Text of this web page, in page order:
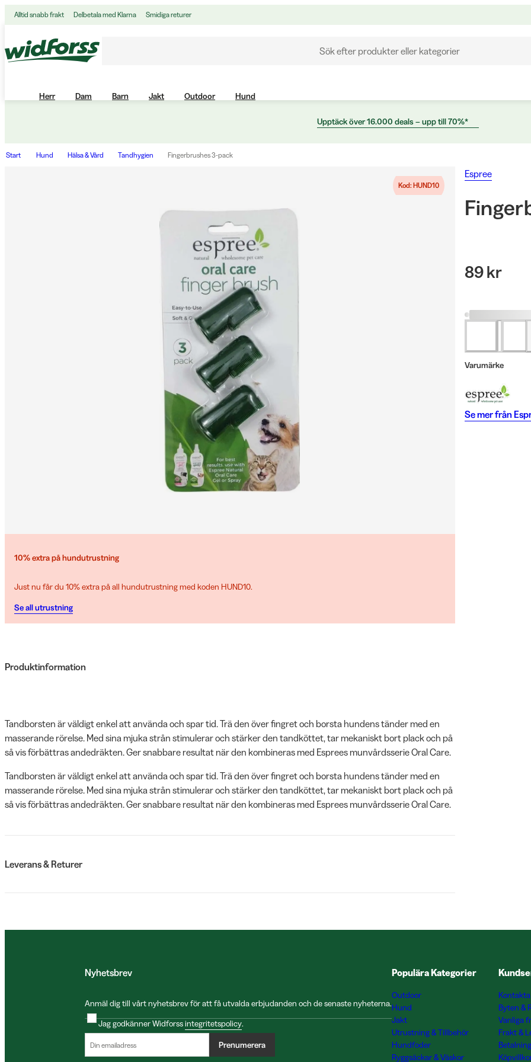
Alltid snabb frakt Delbetala med Klarna Smidiga returer
Sök efter produkter eller kategorier
Herr Dam Barn Jakt Outdoor Hund
Upptäck över 16.000 deals – upp till 70%*
Start Hund Hälsa & Vård Tandhygien Fingerbrushes 3-pack
Kod: HUND10
10% extra på hundutrustning
Just nu får du 10% extra på all hundutrustning med koden HUND10.
Se all utrustning
Produktinformation
Tandborsten är väldigt enkel att använda och spar tid. Trä den över fingret och borsta hundens tänder med en
masserande rörelse. Med sina mjuka strån stimulerar och stärker den tandköttet, tar mekaniskt bort plack och på
så vis förbättras andedräkten. Ger snabbare resultat när den kombineras med Esprees munvårdsserie Oral Care.
Tandborsten är väldigt enkel att använda och spar tid. Trä den över fingret och borsta hundens tänder med en
masserande rörelse. Med sina mjuka strån stimulerar och stärker den tandköttet, tar mekaniskt bort plack och på
så vis förbättras andedräkten. Ger snabbare resultat när den kombineras med Esprees munvårdsserie Oral Care.
Leverans & Returer
Espree
89 kr
Varumärke
Se mer från
Nyhetsbrev
Anmäl dig till vårt nyhetsbrev för att få utvalda erbjudanden och de senaste nyheterna.
Jag godkänner Widforssintegritetspolicy.
Prenumerera
Populära Kategorier
Outdoor
Hund
Jakt
Utrustning & Tillbehör
Hundfoder
Ryggsäckar & Väskor
Byten &
Vanliga
Frakt &
Betalning